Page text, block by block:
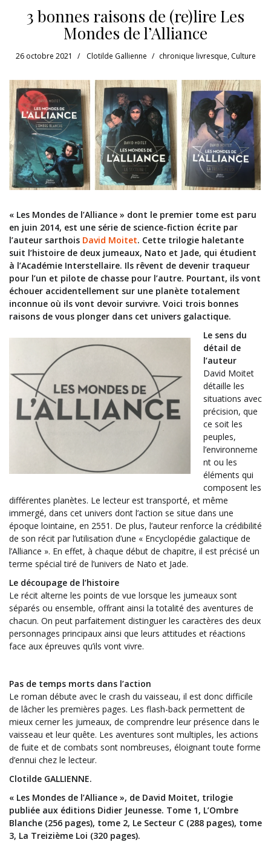
3 bonnes raisons de (re)lire Les
Mondes de l’Alliance
26 octobre 2021 Clotilde Gallienne chronique livresque, Culture
« Les Mondes de l’Alliance » dont le premier tome est paru
en juin 2014, est une série de science-fiction écrite par
l’auteur sarthois David Moitet. Cette trilogie haletante
suit l’histoire de deux jumeaux, Nato et Jade, qui étudient
à l’Académie Interstellaire. Ils rêvent de devenir traqueur
pour l’un et pilote de chasse pour l’autre. Pourtant, ils vont
échouer accidentellement sur une planète totalement
inconnue où ils vont devoir survivre. Voici trois bonnes
raisons de vous plonger dans cet univers galactique.
Le sens du
détail de
l’auteur
David Moitet
détaille les
situations avec
précision, que
ce soit les
peuples,
l’environneme
nt ou les
éléments qui
composent les
différentes planètes. Le lecteur est transporté, et même
immergé, dans cet univers dont l’action se situe dans une
époque lointaine, en 2551. De plus, l’auteur renforce la crédibilité
de son récit par l’utilisation d’une « Encyclopédie galactique de
l’Alliance ». En effet, à chaque début de chapitre, il est précisé un
terme spécial tiré de l’univers de Nato et Jade.
Le découpage de l’histoire
Le récit alterne les points de vue lorsque les jumeaux sont
séparés ou ensemble, offrant ainsi la totalité des aventures de
chacun. On peut parfaitement distinguer les caractères des deux
personnages principaux ainsi que leurs attitudes et réactions
face aux épreuves qu’ils vont vivre.
Pas de temps morts dans l’action
Le roman débute avec le crash du vaisseau, il est donc difficile
de lâcher les premières pages. Les flash-back permettent de
mieux cerner les jumeaux, de comprendre leur présence dans le
vaisseau et leur quête. Les aventures sont multiples, les actions
de fuite et de combats sont nombreuses, éloignant toute forme
d’ennui chez le lecteur.
Clotilde GALLIENNE.
« Les Mondes de l’Alliance », de David Moitet, trilogie
publiée aux éditions Didier Jeunesse. Tome 1, L’Ombre
Blanche (256 pages), tome 2, Le Secteur C (288 pages), tome
3, La Treizième Loi (320 pages).